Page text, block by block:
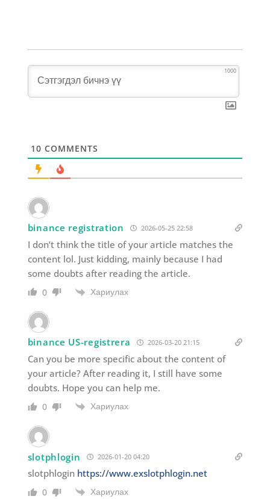
1000
10 COMMENTS
binance registration 2026-05-25 22:58
I don’t think the title of your article matches the
content lol. Just kidding, mainly because I had
some doubts after reading the article.
0 Хариулах
binance US-registrera 2026-03-20 21:15
Can you be more specific about the content of
your article? After reading it, I still have some
doubts. Hope you can help me.
0 Хариулах
slotphlogin 2026-01-20 04:20
slotphlogin https://www.exslotphlogin.net
0 Хариулах